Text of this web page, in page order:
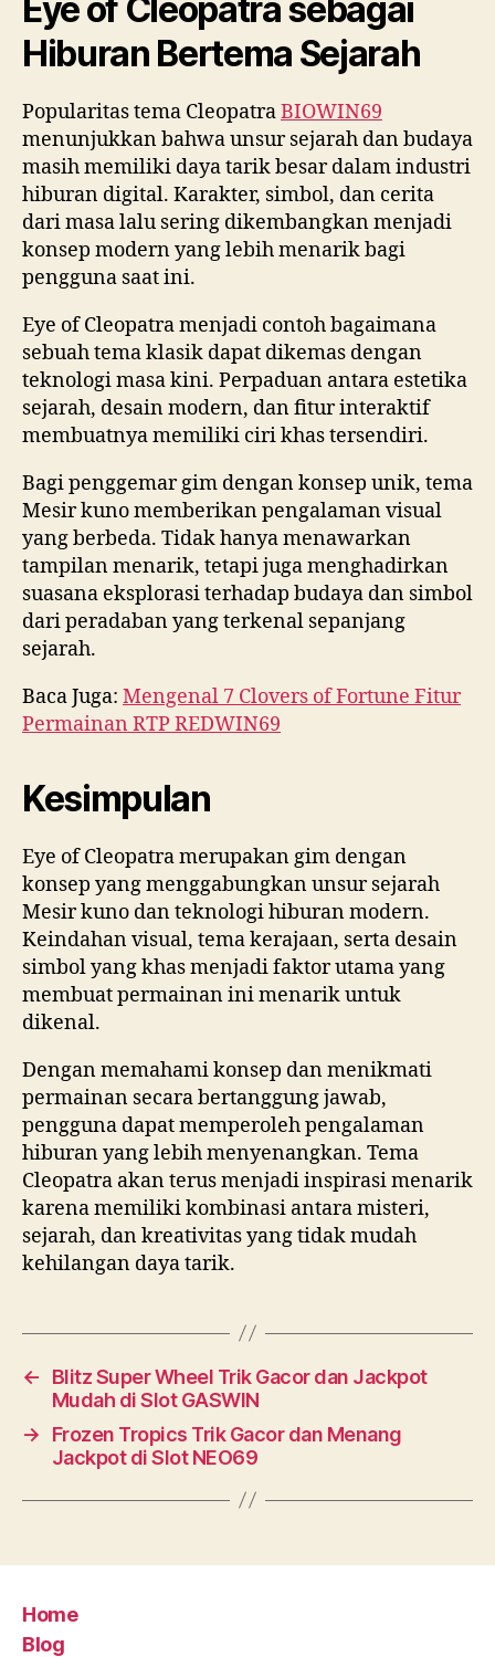
Eye of Cleopatra sebagai
Hiburan Bertema Sejarah
Popularitas tema CleopatraBIOWIN69
menunjukkan bahwa unsur sejarah dan budaya
masih memiliki daya tarik besar dalam industri
hiburan digital. Karakter, simbol, dan cerita
dari masa lalu sering dikembangkan menjadi
konsep modern yang lebih menarik bagi
pengguna saat ini.
Eye of Cleopatra menjadi contoh bagaimana
sebuah tema klasik dapat dikemas dengan
teknologi masa kini. Perpaduan antara estetika
sejarah, desain modern, dan fitur interaktif
membuatnya memiliki ciri khas tersendiri.
Bagi penggemar gim dengan konsep unik, tema
Mesir kuno memberikan pengalaman visual
yang berbeda. Tidak hanya menawarkan
tampilan menarik, tetapi juga menghadirkan
suasana eksplorasi terhadap budaya dan simbol
dari peradaban yang terkenal sepanjang
sejarah.
Baca Juga: Mengenal 7 Clovers of Fortune Fitur
Permainan RTP REDWIN69
Kesimpulan
Eye of Cleopatra merupakan gim dengan
konsep yang menggabungkan unsur sejarah
Mesir kuno dan teknologi hiburan modern.
Keindahan visual, tema kerajaan, serta desain
simbol yang khas menjadi faktor utama yang
membuat permainan ini menarik untuk
dikenal.
Dengan memahami konsep dan menikmati
permainan secara bertanggung jawab,
pengguna dapat memperoleh pengalaman
hiburan yang lebih menyenangkan. Tema
Cleopatra akan terus menjadi inspirasi menarik
karena memiliki kombinasi antara misteri,
sejarah, dan kreativitas yang tidak mudah
kehilangan daya tarik.
←
Blitz Super Wheel Trik Gacor dan Jackpot
Mudah di Slot GASWIN
→
Frozen Tropics Trik Gacor dan Menang
Jackpot di Slot NEO69
Home
Blog